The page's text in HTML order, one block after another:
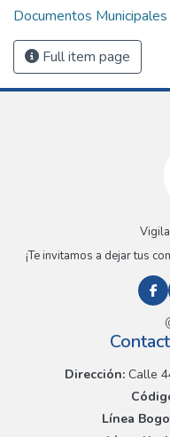
Documentos Municipales
Full item page
¡Te invitamos a dejar tus
Dirección:Calle
Línea